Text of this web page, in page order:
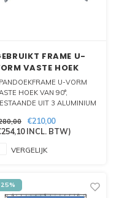
FRAME U-
VASTE HOEK
U-VORM
HOEK VAN 90°,
UIT 3 ALUMINIUM
IDEAAL VOOR
€210,00
INCL. BTW)
VERGELIJK